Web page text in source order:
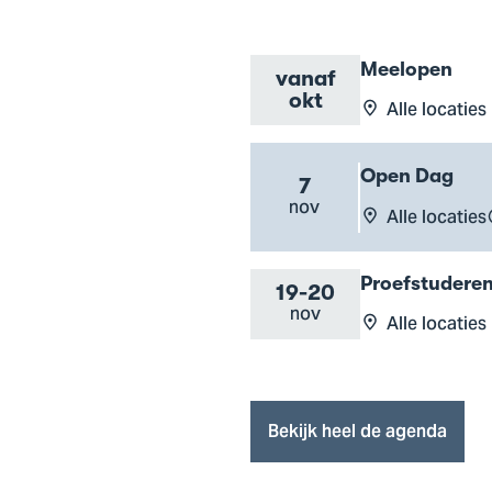
Evenement
vanaf
okt
Evenement
naam
Meelopen
Evenement
locatie
Alle locaties
Evenement
7
nov
Evenement
naam
Open Dag
Evenement
locatie
Alle locaties
Dag
event Evenement
Van
19-
Tot20
nov
Evenement
naam
Proefstuderen
Evenement
Alle locaties
event
Bekijk heel de agenda